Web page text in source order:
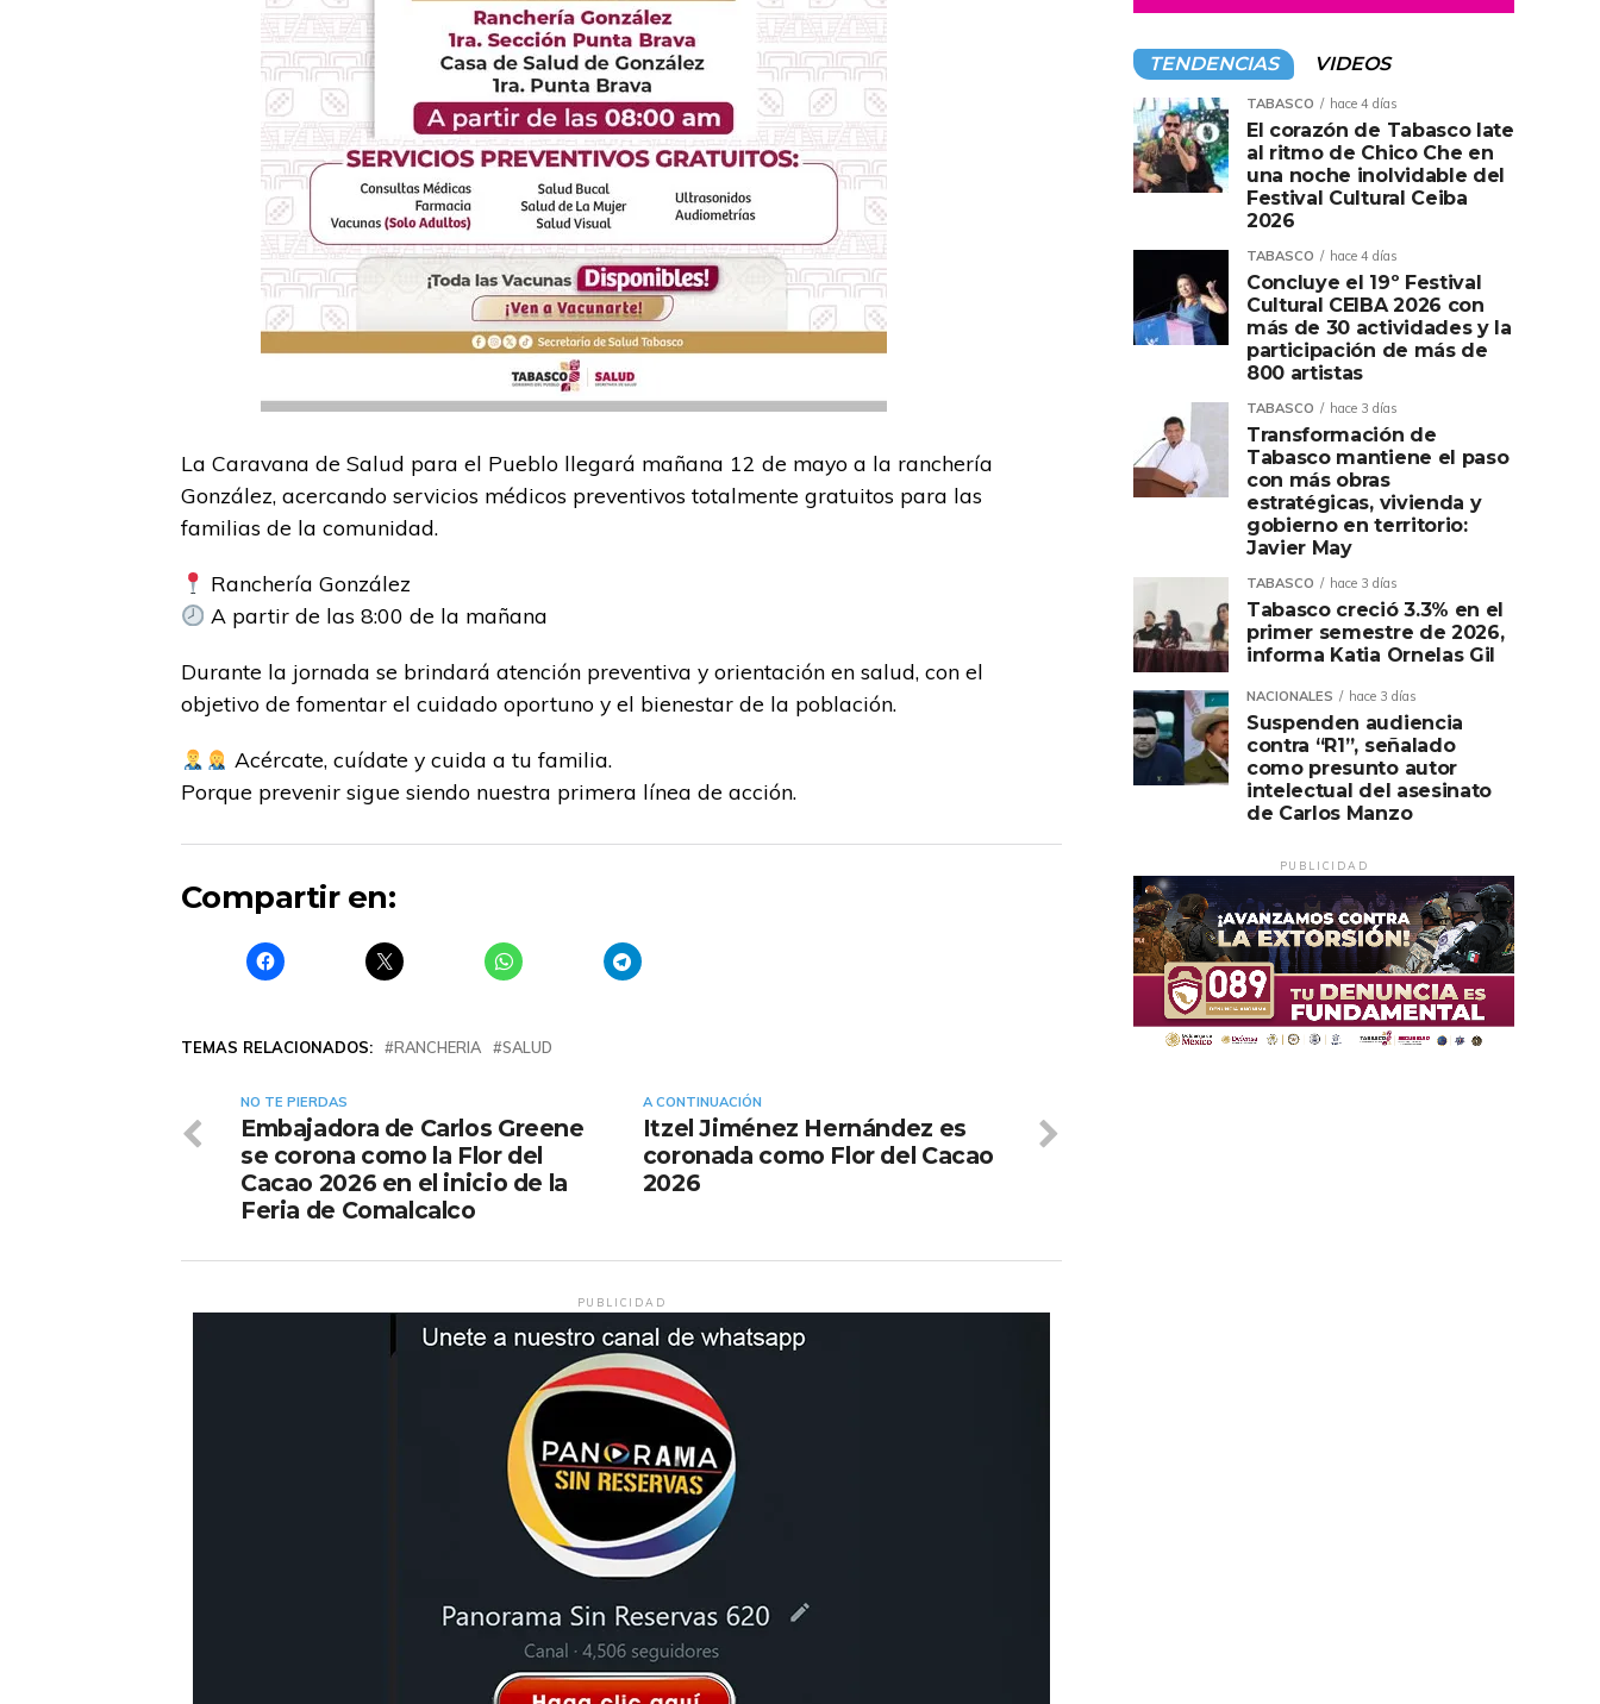
La Caravana de Salud para el Pueblo llegará mañana 12 de mayo a la ranchería
González, acercando servicios médicos preventivos totalmente gratuitos para las
familias de la comunidad.
Ranchería González
A partir de las 8:00 de la mañana
Durante la jornada se brindará atención preventiva y orientación en salud, con el
objetivo de fomentar el cuidado oportuno y el bienestar de la población.
Acércate, cuídate y cuida a tu familia.
Porque prevenir sigue siendo nuestra primera línea de acción.
Compartir en:
TEMAS RELACIONADOS: RANCHERIA SALUD
A CONTINUACIÓN
Itzel Jiménez Hernández es
coronada como Flor del Cacao
2026
NO TE PIERDAS
Embajadora de Carlos Greene
se corona como la Flor del
Cacao 2026 en el inicio de la
Feria de Comalcalco
PUBLICIDAD
TENDENCIAS VIDEOS
TABASCO hace 4 días
El corazón de Tabasco late
al ritmo de Chico Che en
una noche inolvidable del
Festival Cultural Ceiba
2026
TABASCO hace 4 días
Concluye el 19º Festival
Cultural CEIBA 2026 con
más de 30 actividades y la
participación de más de
800 artistas
TABASCO hace 3 días
Transformación de
Tabasco mantiene el paso
con más obras
estratégicas, vivienda y
gobierno en territorio:
Javier May
TABASCO hace 3 días
Tabasco creció 3.3% en el
primer semestre de 2026,
informa Katia Ornelas Gil
NACIONALES hace 3 días
Suspenden audiencia
contra “R1”, señalado
como presunto autor
intelectual del asesinato
de Carlos Manzo
PUBLICIDAD